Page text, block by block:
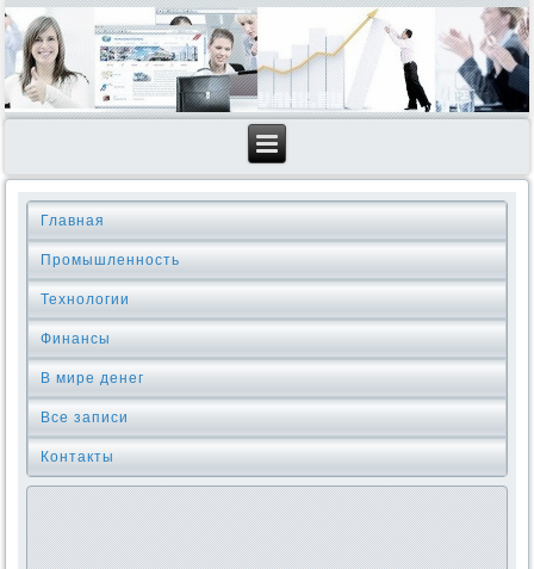
Главная
Промышленность
Технологии
Финансы
В мире денег
Все записи
Контакты